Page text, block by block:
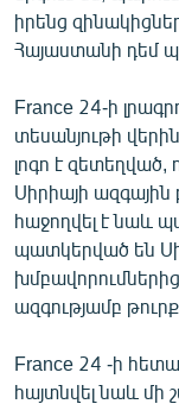
իրենց
Հայաստանի դեմ
France 24-ի
տեսանյութի
լոգո է զետեղված,
Սիրիայի
հաջողվել է նաև
պատկերված են
ազգությամբ
France 24 -ի
հայտնվել նաև մի